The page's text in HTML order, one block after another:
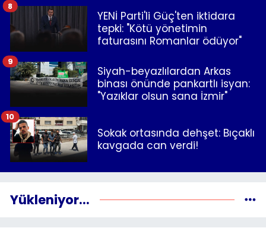
YENİ Parti'li Güç'ten iktidara
tepki: "Kötü yönetimin
faturasını Romanlar ödüyor"
8
Siyah-beyazlılardan Arkas
binası önünde pankartlı isyan:
"Yazıklar olsun sana İzmir"
9
Sokak ortasında dehşet: Bıçaklı
kavgada can verdi!
10
Yükleniyor...